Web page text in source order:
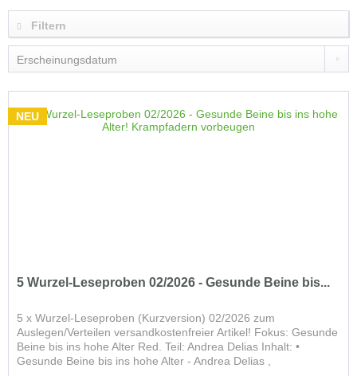
Filtern
NEU
5 Wurzel-Leseproben 02/2026 - Gesunde Beine bis...
5 x Wurzel-Leseproben (Kurzversion) 02/2026 zum
Auslegen/Verteilen versandkostenfreier Artikel! Fokus: Gesunde
Beine bis ins hohe Alter Red. Teil: Andrea Delias Inhalt: •
Gesunde Beine bis ins hohe Alter - Andrea Delias ,